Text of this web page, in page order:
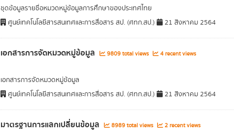
ชุดข้อมูลรายชื่อหมวดหมู่ข้อมูลการศึกษาของประเทศไทย
ศูนย์เทคโนโลยีสารสนเทศและการสื่อสาร สป. (ศทก.สป.)
21 สิงหาคม 2564
เอกสารการจัดหมวดหมู่ข้อมูล 9809 total views 4 recent views
เอกสารการจัดหมวดหมู่ข้อมูล
ศูนย์เทคโนโลยีสารสนเทศและการสื่อสาร สป. (ศทก.สป.)
21 สิงหาคม 2564
มาตรฐานการแลกเปลี่ยนข้อมูล 8989 total views 2 recent views